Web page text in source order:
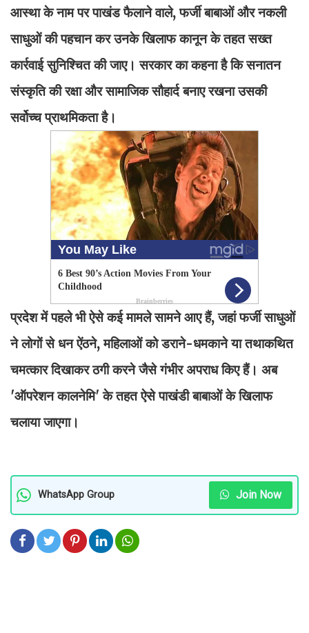
आस्था के नाम पर पाखंड फैलाने वाले, फर्जी बाबाओं और नकली
साधुओं की पहचान कर उनके खिलाफ कानून के तहत सख्त
कार्रवाई सुनिश्चित की जाए। सरकार का कहना है कि सनातन
संस्कृति की रक्षा और सामाजिक सौहार्द बनाए रखना उसकी
सर्वोच्च प्राथमिकता है।
प्रदेश में पहले भी ऐसे कई मामले सामने आए हैं, जहां फर्जी साधुओं
ने लोगों से धन ऐंठने, महिलाओं को डराने-धमकाने या तथाकथित
चमत्कार दिखाकर ठगी करने जैसे गंभीर अपराध किए हैं। अब
'ऑपरेशन कालनेमि' के तहत ऐसे पाखंडी बाबाओं के खिलाफ
चलाया जाएगा।
WhatsApp Group Join Now